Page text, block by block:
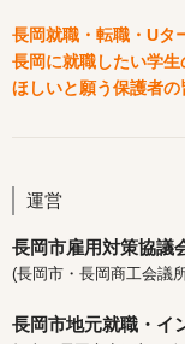
長岡就職・転職・Uタ
長岡に就職したい学
ほしいと願う保護者の
運営
長岡市雇用対策協議
(長岡市・長岡商工会議
長岡市地元就職・イ